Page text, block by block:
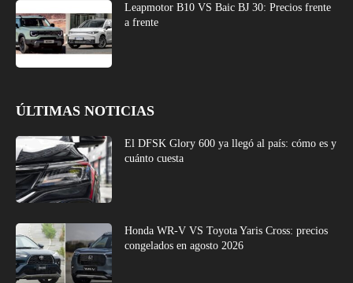
Leapmotor B10 VS Baic BJ 30: Precios frente
a frente
ÚLTIMAS NOTICIAS
El DFSK Glory 600 ya llegó al país: cómo es y
cuánto cuesta
Honda WR-V VS Toyota Yaris Cross: precios
congelados en agosto 2026